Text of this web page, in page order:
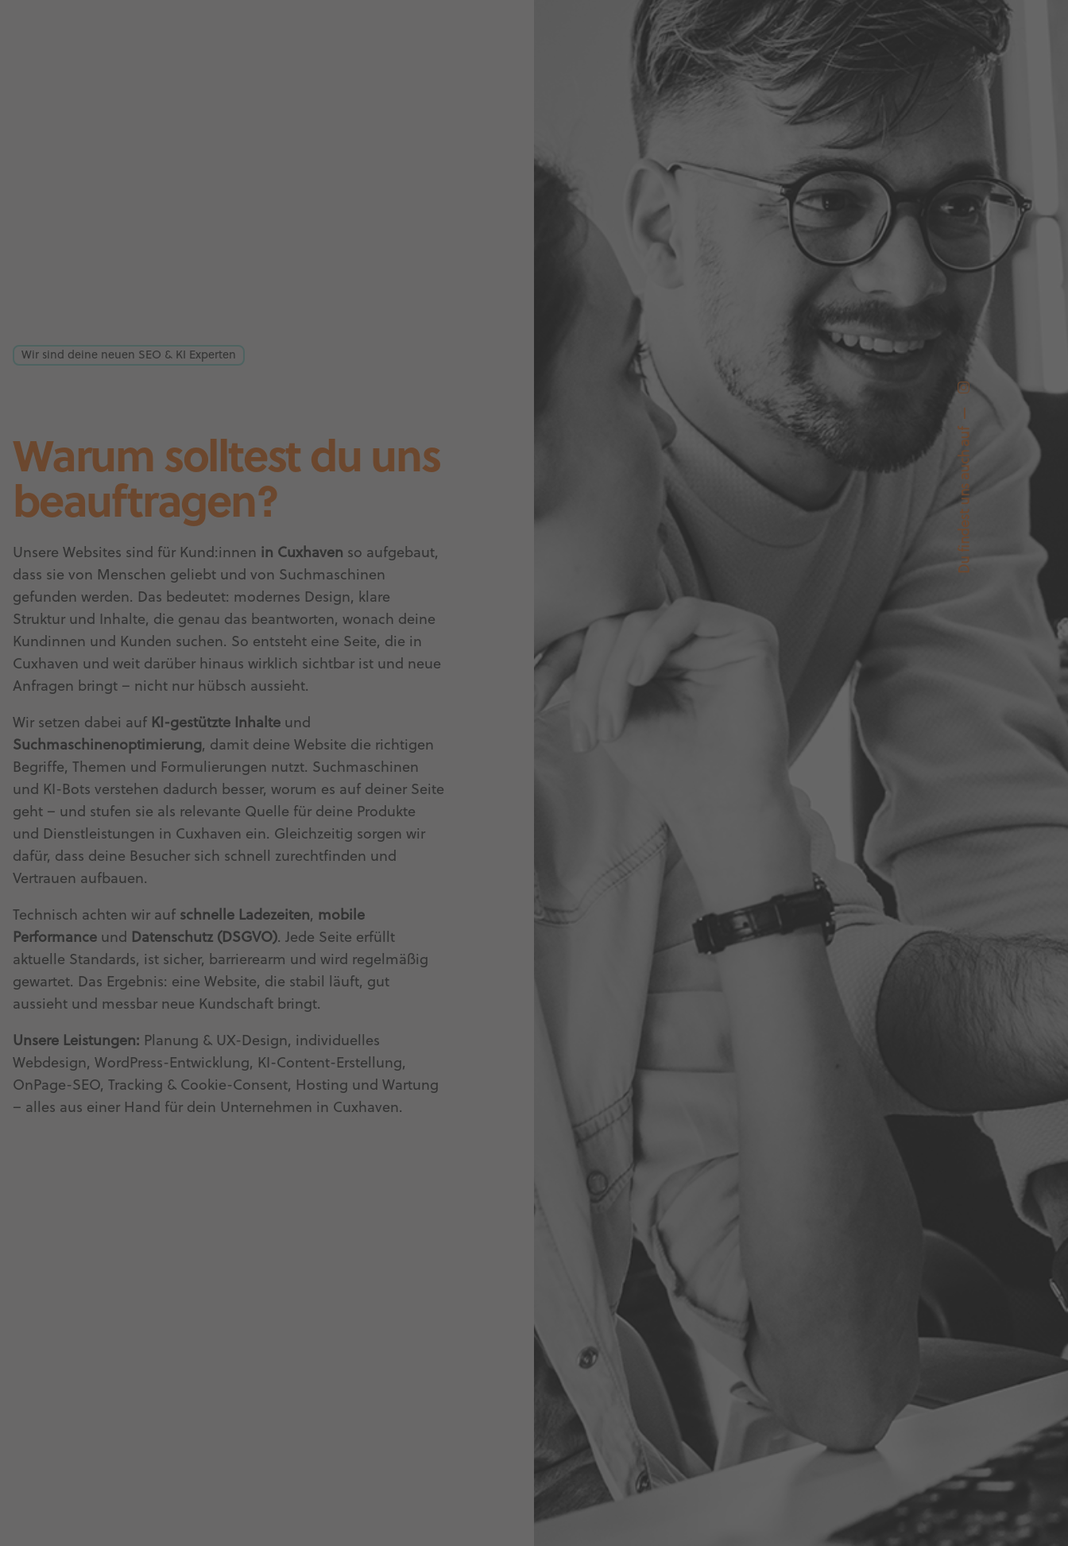
Du findest uns auch auf
Wir sind deine neuen SEO & KI Experten
Warum solltest du uns
beauftragen?
Unsere Websites sind für Kund:innen in Cuxhaven so aufgebaut,
dass sie von Menschen geliebt und von Suchmaschinen
gefunden werden. Das bedeutet: modernes Design, klare
Struktur und Inhalte, die genau das beantworten, wonach deine
Kundinnen und Kunden suchen. So entsteht eine Seite, die in
Cuxhaven und weit darüber hinaus wirklich sichtbar ist und neue
Anfragen bringt – nicht nur hübsch aussieht.
Wir setzen dabei auf KI-gestützte Inhalte und
Suchmaschinenoptimierung, damit deine Website die richtigen
Begriffe, Themen und Formulierungen nutzt. Suchmaschinen
und KI-Bots verstehen dadurch besser, worum es auf deiner Seite
geht – und stufen sie als relevante Quelle für deine Produkte
und Dienstleistungen in Cuxhaven ein. Gleichzeitig sorgen wir
dafür, dass deine Besucher sich schnell zurechtfinden und
Vertrauen aufbauen.
Technisch achten wir auf schnelle Ladezeiten, mobile
Performance und Datenschutz (DSGVO). Jede Seite erfüllt
aktuelle Standards, ist sicher, barrierearm und wird regelmäßig
gewartet. Das Ergebnis: eine Website, die stabil läuft, gut
aussieht und messbar neue Kundschaft bringt.
Unsere Leistungen: Planung & UX-Design, individuelles
Webdesign, WordPress-Entwicklung, KI-Content-Erstellung,
OnPage-SEO, Tracking & Cookie-Consent, Hosting und Wartung
– alles aus einer Hand für dein Unternehmen in Cuxhaven.